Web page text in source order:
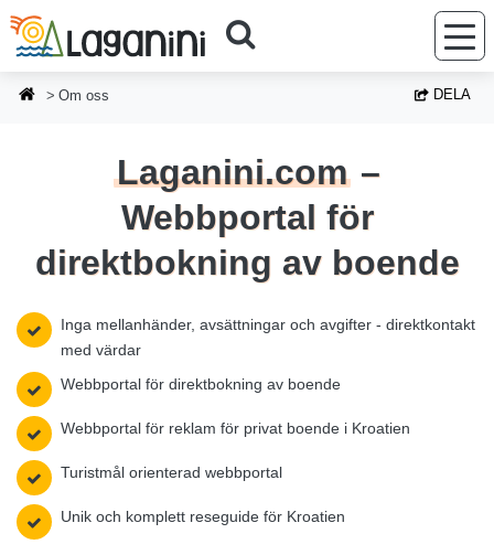
Hoppa till huvudinnehållet
Om oss DELA
Laganini.com –
Webbportal för
direktbokning av boende
Inga mellanhänder, avsättningar och avgifter - direktkontakt
med värdar
Webbportal för direktbokning av boende
Webbportal för reklam för privat boende i Kroatien
Turistmål orienterad webbportal
Unik och komplett reseguide för Kroatien